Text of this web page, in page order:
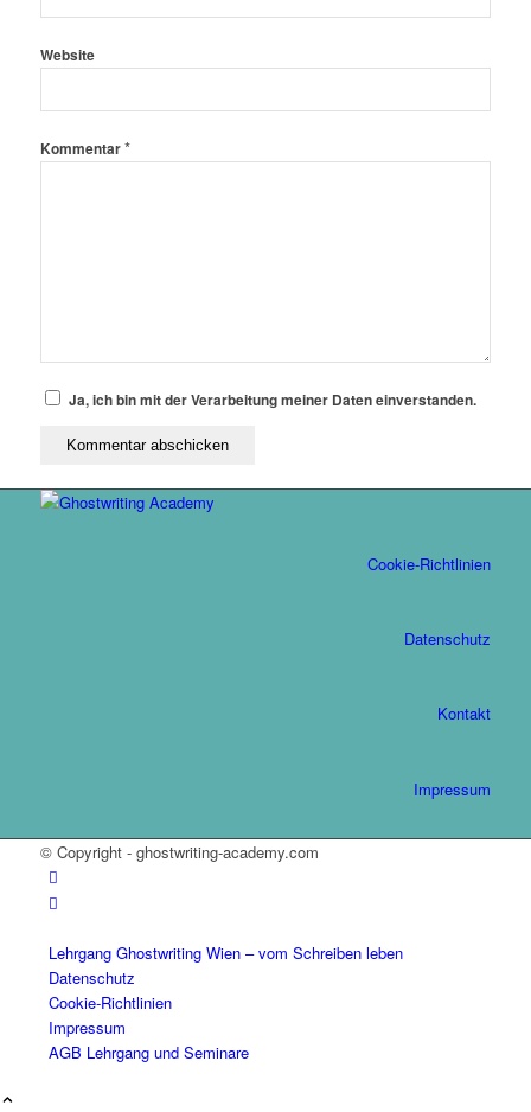
Website
Kommentar*
Ja, ich bin mit der Verarbeitung meiner Daten einverstanden.
Cookie-Richtlinien
Datenschutz
Kontakt
Impressum
© Copyright - ghostwriting-academy.com
Lehrgang Ghostwriting Wien – vom Schreiben leben
Datenschutz
Cookie-Richtlinien
Impressum
AGB Lehrgang und Seminare